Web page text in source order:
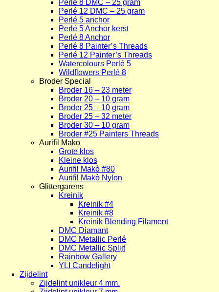
Perlé 8 DMC – 25 gram
Perlé 12 DMC – 25 gram
Perlé 5 anchor
Perlé 5 Anchor kerst
Perlé 8 Anchor
Perlé 8 Painter’s Threads
Perlé 12 Painter’s Threads
Watercolours Perlé 5
Wildflowers Perlé 8
Broder Special
Broder 16 – 23 meter
Broder 20 – 10 gram
Broder 25 – 10 gram
Broder 25 – 32 meter
Broder 30 – 10 gram
Broder #25 Painters Threads
Aurifil Mako
Grote klos
Kleine klos
Aurifil Makò #80
Aurifil Makò Nylon
Glittergarens
Kreinik
Kreinik #4
Kreinik #8
Kreinik Blending Filament
DMC Diamant
DMC Metallic Perlé
DMC Metallic Splijt
Rainbow Gallery
YLI Candelight
Zijdelint
Zijdelint unikleur 4 mm.